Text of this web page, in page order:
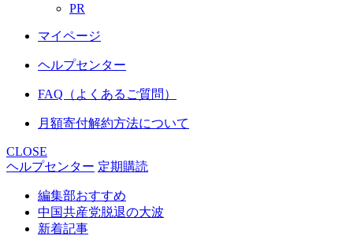
PR
マイページ
ヘルプセンター
FAQ（よくあるご質問）
月額寄付解約方法について
CLOSE
ヘルプセンター 定期購読
編集部おすすめ
中国共産党脱退の大波
新着記事